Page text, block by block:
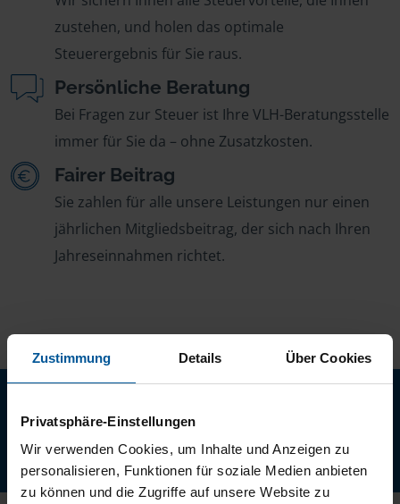
Zustimmung Details Über Cookies
Privatsphäre-Einstellungen
Wir verwenden Cookies, um Inhalte und Anzeigen zu
personalisieren, Funktionen für soziale Medien anbieten
zu können und die Zugriffe auf unsere Website zu
zustehen, und holen das optimale
Steuerergebnis für Sie raus.
Persönliche Beratung
Bei Fragen zur Steuer ist Ihre VLH-Beratungsstelle
immer für Sie da – ohne Zusatzkosten.
Fairer Beitrag
Sie zahlen für alle unsere Leistungen nur einen
jährlichen Mitgliedsbeitrag, der sich nach Ihren
Jahreseinnahmen richtet.
Schnell, einfach und komplett online - ohne Termin.
Jetzt digital starten